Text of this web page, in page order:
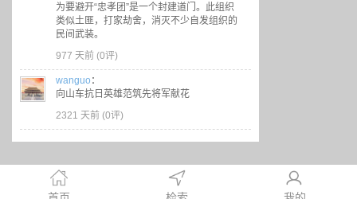
为要避开“忠孝团”是一个封建道门。此组织
类似土匪，打家劫舍，消灭不少自发组织的
民间武装。
977 天前 (0评)
wanguo ：
向山车抗日英雄范筑先将军献花
2321 天前 (0评)